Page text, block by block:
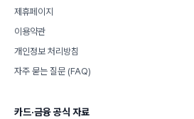
제휴페이지
이용약관
개인정보 처리방침
자주 묻는 질문 (FAQ)
카드·금융 공식 자료